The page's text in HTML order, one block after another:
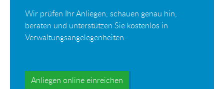
Wir prüfen Ihr Anliegen, schauen genau hin,
beraten und unterstützen Sie kostenlos in
Verwaltungsangelegenheiten.
Anliegen online einreichen